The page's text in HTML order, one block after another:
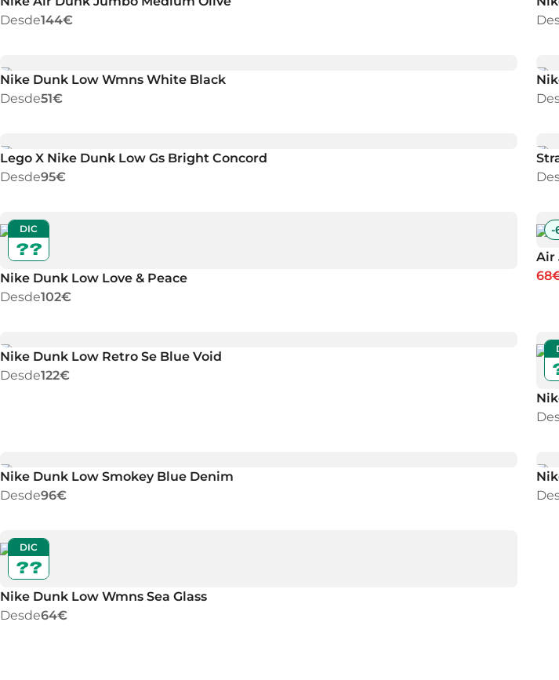
Desde144€
Nike Dunk Low Wmns White Black
Desde51€
Lego X Nike Dunk Low Gs Bright Concord
Desde95€
DIC
??
Nike Dunk Low Love & Peace
Desde102€
-
Air
Nike Dunk Low Retro Se Blue Void
Desde122€
Nike Dunk Low Smokey Blue Denim
Desde96€
DIC
??
Nike Dunk Low Wmns Sea Glass
Desde64€